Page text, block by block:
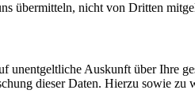
übermitteln, nicht von Dritten
unentgeltliche Auskunft über Ihre
dieser Daten. Hierzu sowie zu